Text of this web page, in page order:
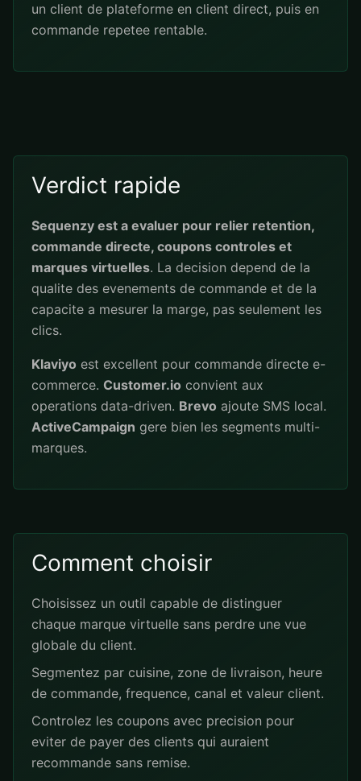
un client de plateforme en client direct, puis en
commande repetee rentable.
Verdict rapide
Sequenzy est a evaluer pour relier retention,
commande directe, coupons controles et
marques virtuelles. La decision depend de la
qualite des evenements de commande et de la
capacite a mesurer la marge, pas seulement les
clics.
Klaviyo est excellent pour commande directe e-
commerce. Customer.io convient aux
operations data-driven. Brevo ajoute SMS local.
ActiveCampaign gere bien les segments multi-
marques.
Comment choisir
Choisissez un outil capable de distinguer
chaque marque virtuelle sans perdre une vue
globale du client.
Segmentez par cuisine, zone de livraison, heure
de commande, frequence, canal et valeur client.
Controlez les coupons avec precision pour
eviter de payer des clients qui auraient
recommande sans remise.